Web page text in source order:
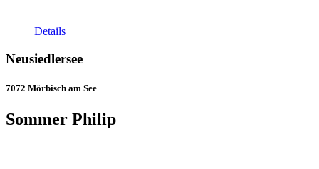
Details
Neusiedlersee
7072 Mörbisch am See
Sommer Philip